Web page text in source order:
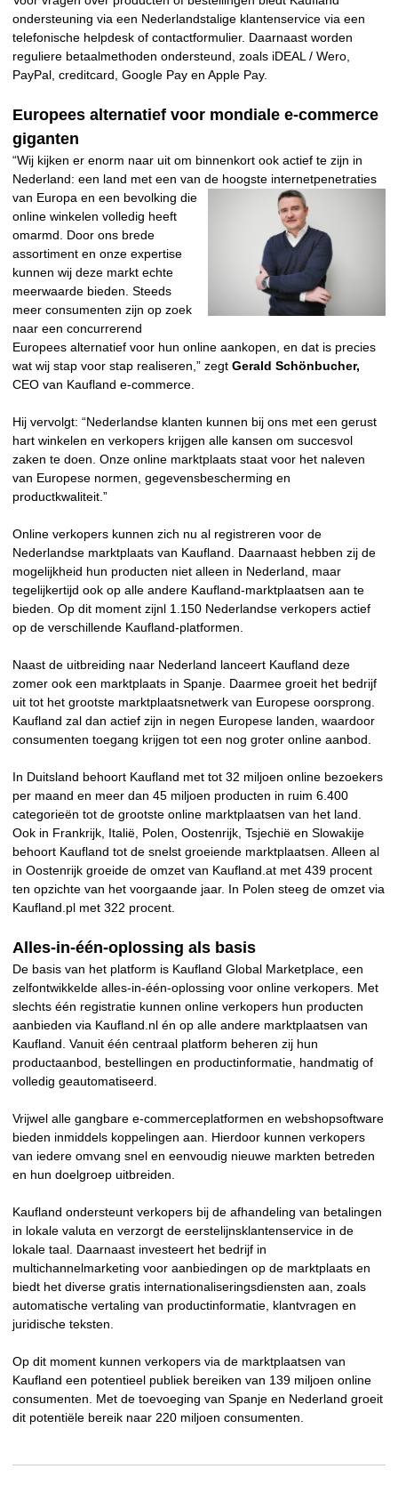
ondersteuning via een Nederlandstalige klantenservice via een
telefonische helpdesk of contactformulier. Daarnaast worden
reguliere betaalmethoden ondersteund, zoals iDEAL / Wero,
PayPal, creditcard, Google Pay en Apple Pay.
Europees alternatief voor mondiale e-commerce
giganten
“Wij kijken er enorm naar uit om binnenkort ook actief te zijn in
Nederland: een land met een van de hoogste internetpenetraties
van Europa en een bevolking die
online winkelen volledig heeft
omarmd. Door ons brede
assortiment en onze expertise
kunnen wij deze markt echte
meerwaarde bieden. Steeds
meer consumenten zijn op zoek
naar een concurrerend
Europees alternatief voor hun online aankopen, en dat is precies
wat wij stap voor stap realiseren,” zegt Gerald Schönbucher,
CEO van Kaufland e-commerce.
Hij vervolgt: “Nederlandse klanten kunnen bij ons met een gerust
hart winkelen en verkopers krijgen alle kansen om succesvol
zaken te doen. Onze online marktplaats staat voor het naleven
van Europese normen, gegevensbescherming en
productkwaliteit.”
Online verkopers kunnen zich nu al registreren voor de
Nederlandse marktplaats van Kaufland. Daarnaast hebben zij de
mogelijkheid hun producten niet alleen in Nederland, maar
tegelijkertijd ook op alle andere Kaufland-marktplaatsen aan te
bieden. Op dit moment zijnl 1.150 Nederlandse verkopers actief
op de verschillende Kaufland-platformen.
Naast de uitbreiding naar Nederland lanceert Kaufland deze
zomer ook een marktplaats in Spanje. Daarmee groeit het bedrijf
uit tot het grootste marktplaatsnetwerk van Europese oorsprong.
Kaufland zal dan actief zijn in negen Europese landen, waardoor
consumenten toegang krijgen tot een nog groter online aanbod.
In Duitsland behoort Kaufland met tot 32 miljoen online bezoekers
per maand en meer dan 45 miljoen producten in ruim 6.400
categorieën tot de grootste online marktplaatsen van het land.
Ook in Frankrijk, Italië, Polen, Oostenrijk, Tsjechië en Slowakije
behoort Kaufland tot de snelst groeiende marktplaatsen. Alleen al
in Oostenrijk groeide de omzet van Kaufland.at met 439 procent
ten opzichte van het voorgaande jaar. In Polen steeg de omzet via
Kaufland.pl met 322 procent.
Alles-in-één-oplossing als basis
De basis van het platform is Kaufland Global Marketplace, een
zelfontwikkelde alles-in-één-oplossing voor online verkopers. Met
slechts één registratie kunnen online verkopers hun producten
aanbieden via Kaufland.nl én op alle andere marktplaatsen van
Kaufland. Vanuit één centraal platform beheren zij hun
productaanbod, bestellingen en productinformatie, handmatig of
volledig geautomatiseerd.
Vrijwel alle gangbare e-commerceplatformen en webshopsoftware
bieden inmiddels koppelingen aan. Hierdoor kunnen verkopers
van iedere omvang snel en eenvoudig nieuwe markten betreden
en hun doelgroep uitbreiden.
Kaufland ondersteunt verkopers bij de afhandeling van betalingen
in lokale valuta en verzorgt de eerstelijnsklantenservice in de
lokale taal. Daarnaast investeert het bedrijf in
multichannelmarketing voor aanbiedingen op de marktplaats en
biedt het diverse gratis internationaliseringsdiensten aan, zoals
automatische vertaling van productinformatie, klantvragen en
juridische teksten.
Op dit moment kunnen verkopers via de marktplaatsen van
Kaufland een potentieel publiek bereiken van 139 miljoen online
consumenten. Met de toevoeging van Spanje en Nederland groeit
dit potentiële bereik naar 220 miljoen consumenten.